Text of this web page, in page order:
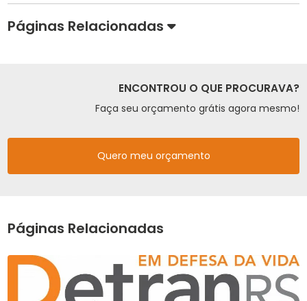
Páginas Relacionadas
ENCONTROU O QUE PROCURAVA?
Faça seu orçamento grátis agora mesmo!
Quero meu orçamento
Páginas Relacionadas